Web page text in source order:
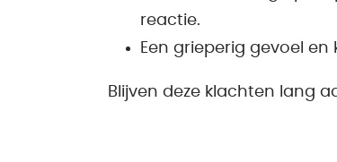
reactie.
Een grieperig gevoel
Blijven deze klachten lang